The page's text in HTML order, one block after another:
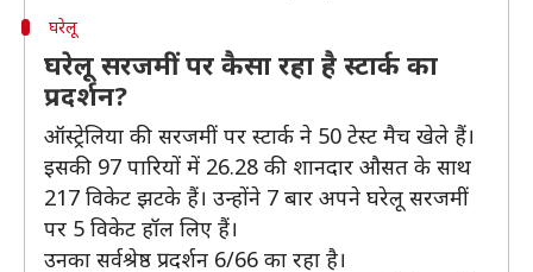
घरेलू
घरेलू सरजमीं पर कैसा रहा है स्टार्क का
प्रदर्शन?
ऑस्ट्रेलिया की सरजमीं पर स्टार्क ने 50 टेस्ट मैच खेले हैं।
इसकी 97 पारियों में 26.28 की शानदार औसत के साथ
217 विकेट झटके हैं। उन्होंने 7 बार अपने घरेलू सरजमीं
पर 5 विकेट हॉल लिए हैं।
उनका सर्वश्रेष्ठ प्रदर्शन 6/66 का रहा है।